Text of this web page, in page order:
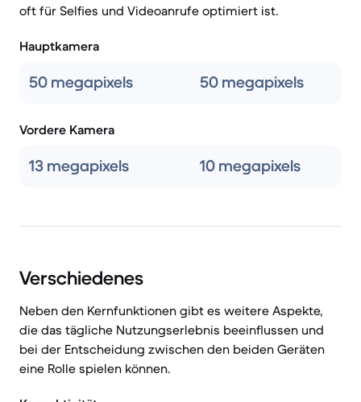
oft für Selfies und Videoanrufe optimiert ist.
Hauptkamera
50 megapixels 50 megapixels
Vordere Kamera
13 megapixels 10 megapixels
Verschiedenes
Neben den Kernfunktionen gibt es weitere Aspekte,
die das tägliche Nutzungserlebnis beeinflussen und
bei der Entscheidung zwischen den beiden Geräten
eine Rolle spielen können.